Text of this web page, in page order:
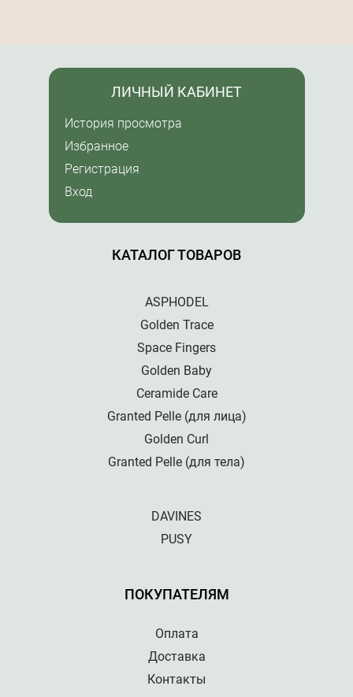
КАТАЛОГ ТОВАРОВ
ASPHODEL
Golden Trace
Space Fingers
Golden Baby
Ceramide Care
Granted Pelle (для лица)
Golden Curl
Granted Pelle (для тела)
DAVINES
PUSY
ПОКУПАТЕЛЯМ
Оплата
Доставка
Контакты
ЛИЧНЫЙ КАБИНЕТ
История просмотра
Избранное
Регистрация
Вход